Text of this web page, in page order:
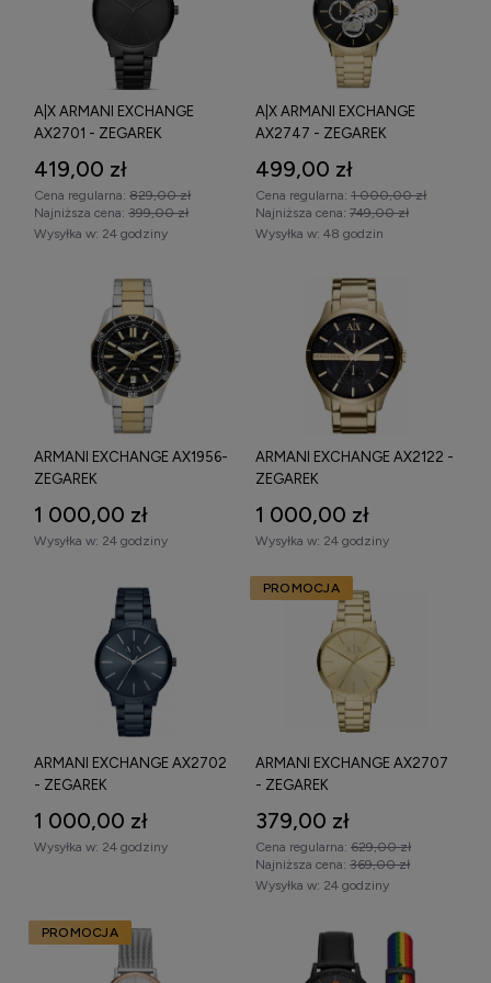
damskie, jak i męskie, co pozwala każdemu znaleźć wariant
dopasowany do własnych oczekiwań. Regularne aktualizacje
oferty odzwierciedlają zmiany w modzie i upodobaniach
Dzięki różnym rozmiarom kopert materiałom pasków i
bogatej kolorystyce,
zegarki Armani Exchangemożna z
łatwością dopasować do indywidualnego stylu oraz okazji.
Modele o klasycznym wyglądzie dobrze sprawdzą się w pracy
czy podczas formalnych spotkań, natomiast warianty o
nowoczesnym, sportowym charakterze lepiej pasują do
A|X ARMANI EXCHANGE
AX2701 - ZEGAREK
419,00 zł
Cena regularna: 829,00 zł
Najniższa cena: 399,00 zł
Wysyłka w: 24 godziny
A|X ARMANI EXCHANGE
AX2747 - ZEGAREK
499,00 zł
Cena regularna: 1 000,00 zł
Najniższa cena: 749,00 zł
Wysyłka w: 48 godzin
ARMANI EXCHANGE AX1956-
ZEGAREK
1 000,00 zł
Wysyłka w: 24 godziny
ARMANI EXCHANGE AX2122 -
ZEGAREK
1 000,00 zł
Wysyłka w: 24 godziny
ARMANI EXCHANGE AX2702
- ZEGAREK
1 000,00 zł
Wysyłka w: 24 godziny
ARMANI EXCHANGE AX2707
- ZEGAREK
379,00 zł
Cena regularna: 629,00 zł
Najniższa cena: 369,00 zł
Wysyłka w: 24 godziny
PROMOCJA
PROMOCJA